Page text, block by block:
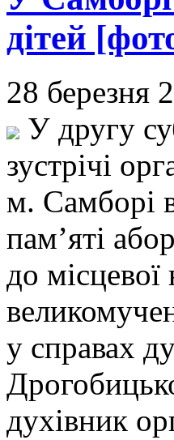
дітей
28 березня
У другу
зустрічі
м. Самборі
пам’яті
до
у справах
духівник